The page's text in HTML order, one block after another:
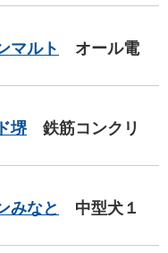
マルト
オール電
堺
鉄筋コンクリ
みなと
中型犬１